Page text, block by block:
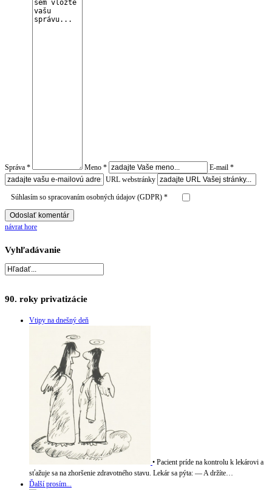
Správa * Meno *
E-mail *
URL webstránky
Súhlasím so spracovaním osobných údajov (GDPR) *
návrat hore
Vyhľadávanie
90. roky privatizácie
Vtipy na dnešný deň
• Pacient príde na kontrolu k lekárovi a
sťažuje sa na zhoršenie zdravotného stavu. Lekár sa pýta: — A držíte…
Ďalší prosím...